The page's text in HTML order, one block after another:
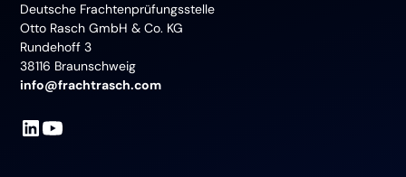
Deutsche Frachtenprüfungsstelle
Otto Rasch GmbH & Co. KG
Rundehoff 3
38116 Braunschweig
info@frachtrasch.com